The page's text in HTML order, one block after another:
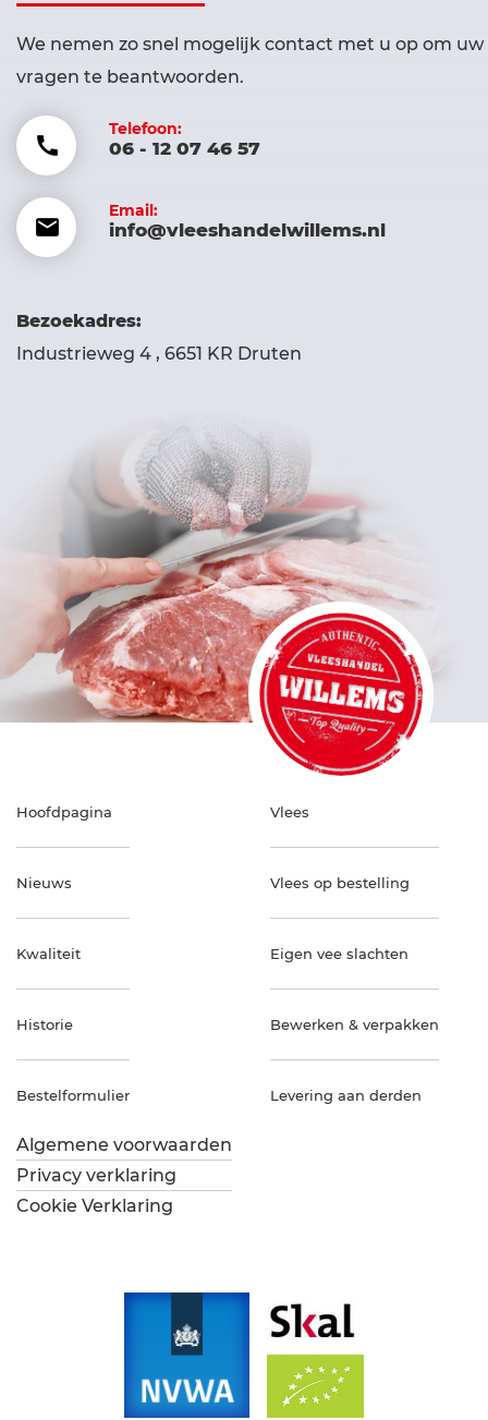
We nemen zo snel mogelijk contact met u op om uw
vragen te beantwoorden.
Telefoon:
06 - 12 07 46 57
Email:
info@vleeshandelwillems.nl
Bezoekadres:
Industrieweg 4 , 6651 KR Druten
Hoofdpagina
Nieuws
Kwaliteit
Historie
Bestelformulier
Vlees
Vlees op bestelling
Eigen vee slachten
Bewerken & verpakken
Levering aan derden
Algemene voorwaarden
Privacy verklaring
Cookie Verklaring